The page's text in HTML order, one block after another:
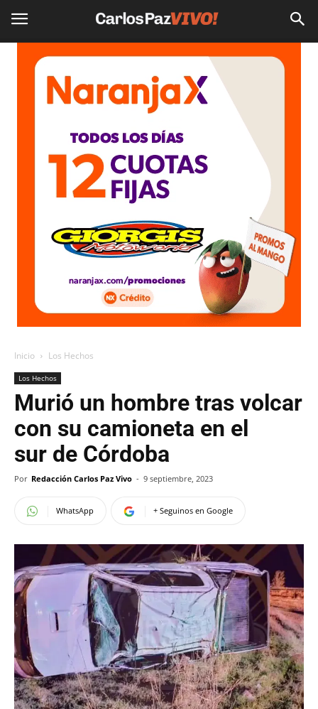
Inicio Los Hechos
Los Hechos
Murió un hombre tras volcar
con su camioneta en el
sur de Córdoba
Por Redacción Carlos Paz Vivo - 9 septiembre, 2023
WhatsApp + Seguinos en Google